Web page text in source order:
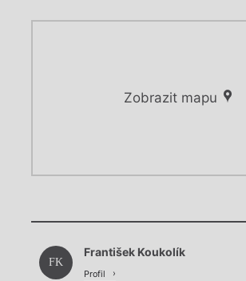
Zobrazit mapu
Načítá se.
Chviličku.
Načítá se.
FK
František Koukolík
Profil